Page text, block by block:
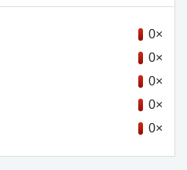
0×
0×
0×
0×
0×